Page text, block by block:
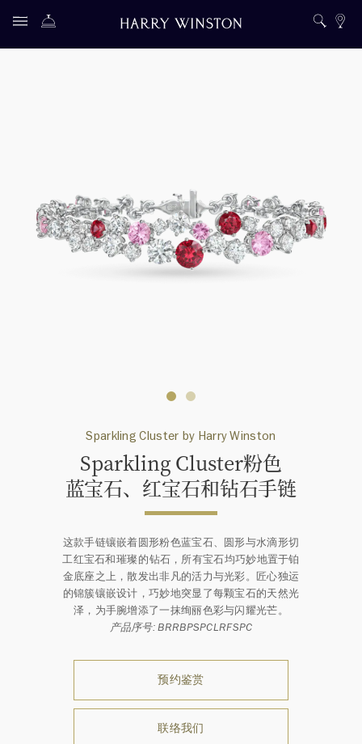
Sparkling Cluster by Harry Winston
Sparkling Cluster粉色
蓝⁠宝⁠石、红宝石和钻石手链
这款手链镶嵌着圆形粉色蓝宝石、圆形与水滴形切
工红宝石和璀⁠璨⁠的⁠钻石，所有宝石均巧妙地置于铂
金底座之上，散发出非凡的活力与光彩。匠心独运
的锦簇镶嵌设计，巧妙地突显了每颗宝石的天然光
泽，为手腕增添了一抹绚丽色彩与闪耀光芒。
产品序号: BRRBPSPCLRFSPC
预约鉴赏
联络我们